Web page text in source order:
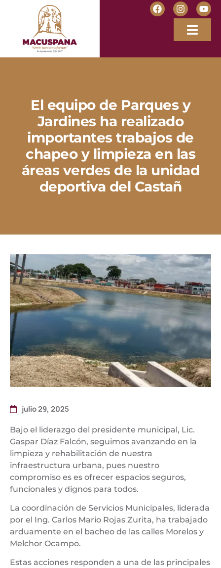
El equipo de Parques y
Jardines ha realizado
importantes trabajos de
chapeo y limpieza en las
áreas verdes de la unidad
deportiva del Castañ
julio 29, 2025
Bajo el liderazgo del presidente municipal, Lic.
Gaspar Díaz Falcón, seguimos avanzando en la
limpieza y rehabilitación de nuestra
infraestructura urbana, pues nuestro
compromiso es es ofrecer espacios seguros,
funcionales y dignos para todos.
La coordinación de Servicios Municipales, liderada
por el Ing. Carlos Mario Rojas Zurita, ha trabajado
arduamente en el bacheo de las calles Morelos y
Melchor Ocampo.
Estas acciones responden a una de las principales